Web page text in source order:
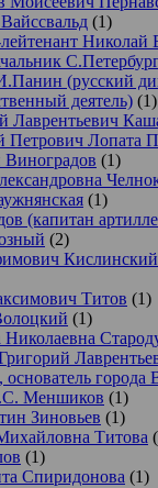
(1)
Николай
(русский
деятель) (1)
Лаврентьевич
Петрович Лопата
Виноградов (1)
(1)
(капитан
(2)
Кислинский
Титов (1)
(1)
основатель города
Меншиков (1)
Зиновьев (1)
Титова
(1)
Спиридонова (1)